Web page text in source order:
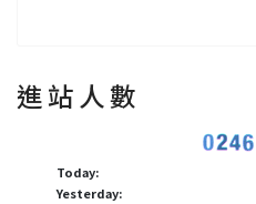
進 站 人 數
Today:
Yesterday: